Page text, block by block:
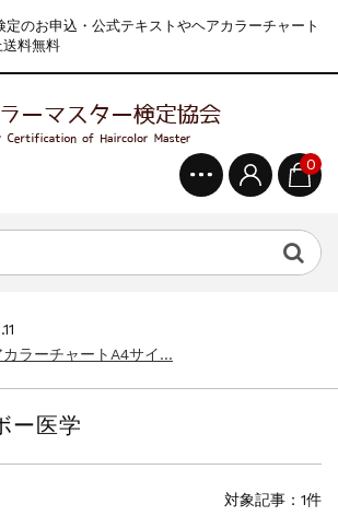
のお申込・公式テキストやヘアカラーチャート
料無料
0
トのお値引きを行いま...
カラーチャートA4サイ...
ー医学
対象記事：1件